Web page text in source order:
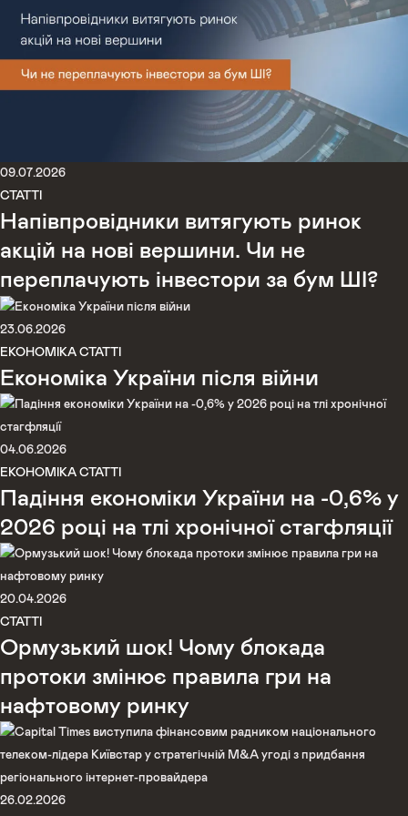
09.07.2026
СТАТТІ
Напівпровідники витягують ринок
акцій на нові вершини. Чи не
переплачують інвестори за бум ШІ?
23.06.2026
ЕКОНОМІКА СТАТТІ
Економіка України після війни
04.06.2026
ЕКОНОМІКА СТАТТІ
Падіння економіки України на -0,6% у
2026 році на тлі хронічної стагфляції
20.04.2026
СТАТТІ
Ормузький шок! Чому блокада
протоки змінює правила гри на
нафтовому ринку
26.02.2026